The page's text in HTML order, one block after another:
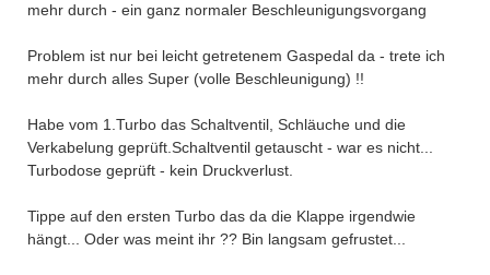
mehr durch - ein ganz normaler Beschleunigungsvorgang
Problem ist nur bei leicht getretenem Gaspedal da - trete ich
mehr durch alles Super (volle Beschleunigung) !!
Habe vom 1.Turbo das Schaltventil, Schläuche und die
Verkabelung geprüft.Schaltventil getauscht - war es nicht...
Turbodose geprüft - kein Druckverlust.
Tippe auf den ersten Turbo das da die Klappe irgendwie
hängt... Oder was meint ihr ?? Bin langsam gefrustet...